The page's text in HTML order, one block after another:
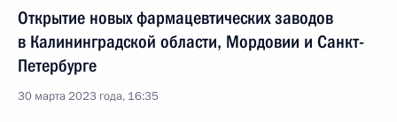
Открытие новых фармацевтических заводов
в Калининградской области, Мордовии и Санкт-
Петербурге
30 марта 2023 года, 16:35